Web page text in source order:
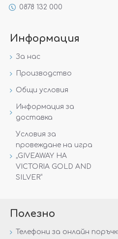
0878 132 000
Информация
За нас
Производство
Общи условия
Информация за
доставка
Условия за
провеждане на игра
„GIVEAWAY НА
VICTORIA GOLD AND
SILVER“
Полезно
Телефони за онлайн